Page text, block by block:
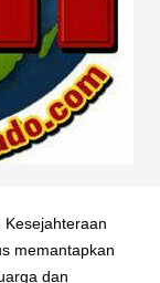
memantapkan
dan